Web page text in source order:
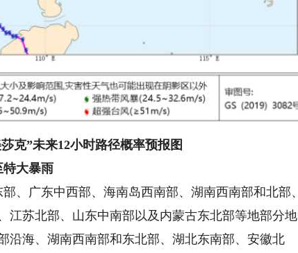
克”未来12小时路径概率预报图
特大暴雨
广东中西部、海南岛西南部、湖南西南部和北部、
江苏北部、山东中南部以及内蒙古东北部等地部分地
沿海、湖南西南部和东北部、湖北东南部、安徽北